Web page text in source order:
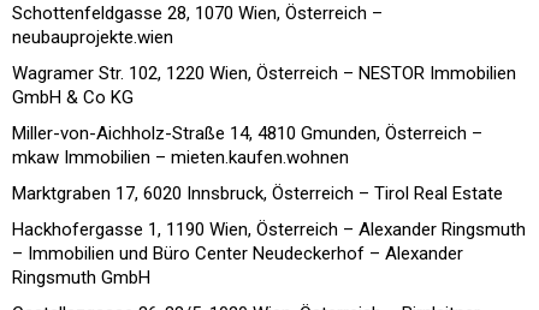
Schottenfeldgasse 28, 1070 Wien, Österreich –
neubauprojekte.wien
Wagramer Str. 102, 1220 Wien, Österreich – NESTOR Immobilien
GmbH & Co KG
Miller-von-Aichholz-Straße 14, 4810 Gmunden, Österreich –
mkaw Immobilien – mieten.kaufen.wohnen
Marktgraben 17, 6020 Innsbruck, Österreich – Tirol Real Estate
Hackhofergasse 1, 1190 Wien, Österreich – Alexander Ringsmuth
– Immobilien und Büro Center Neudeckerhof – Alexander
Ringsmuth GmbH